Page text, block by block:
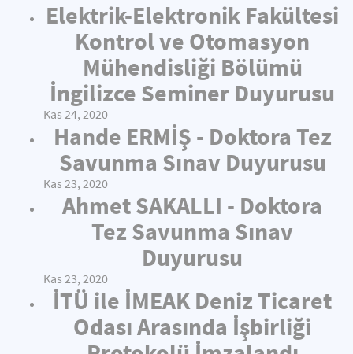
Elektrik-Elektronik Fakültesi
Kontrol ve Otomasyon
Mühendisliği Bölümü
İngilizce Seminer Duyurusu
Kas 24, 2020
Hande ERMİŞ - Doktora Tez
Savunma Sınav Duyurusu
Kas 23, 2020
Ahmet SAKALLI - Doktora
Tez Savunma Sınav
Duyurusu
Kas 23, 2020
İTÜ ile İMEAK Deniz Ticaret
Odası Arasında İşbirliği